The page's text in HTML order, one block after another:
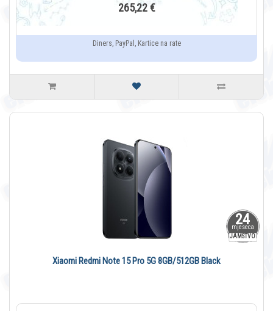
265,22 €
Diners, PayPal, Kartice na rate
24
mjeseca
JAMSTVO
Xiaomi Redmi Note 15 Pro 5G 8GB/512GB Black